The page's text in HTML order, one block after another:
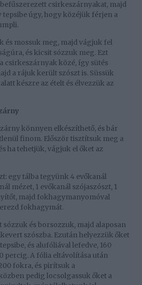
csirkeszárnyakat, majd
tepsibe úgy, hogy közéjük férjen a
és mossuk meg, majd vágjuk fel
és kicsit sózzuk meg. Ezt
csirkeszárnyak közé, így sütés
a rájuk került szószt is. Süssük
készre az ételt és élvezzük az
könnyen elkészíthető, és bár
finom. Először tisztítsuk meg a
ha tehetjük, vágjuk el őket az
egy tálba tegyünk 4 evőkanál
mézet, 1 evőkanál szójaszószt, 1
majd fokhagymanyomóval
fokhagymát.
és borsozzuk, majd alaposan
szószba. Ezután helyezzük őket
és alufóliával lefedve, 160
percig. A fólia eltávolítása után
fokra, és pirítsuk a
pedig locsolgassuk őket a